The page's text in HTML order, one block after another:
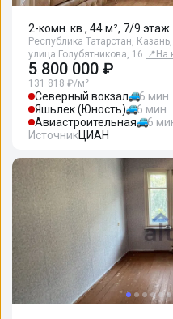
2-комн. кв., 44 м², 7/9 этаж
Республика Татарстан,
улица Голубятникова, 16 📍 На
5 800 000 ₽
131 818 ₽/м²
Северный вокзал
6 мин
Яшьлек (Юность)
6 мин
Авиастроительная
6
ИсточникЦИАН